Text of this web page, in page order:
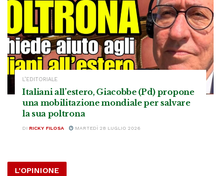
L’EDITORIALE
Italiani all’estero, Giacobbe (Pd) propone
una mobilitazione mondiale per salvare
la sua poltrona
DI RICKY FILOSA MARTEDÌ 28 LUGLIO 2026
L'OPINIONE